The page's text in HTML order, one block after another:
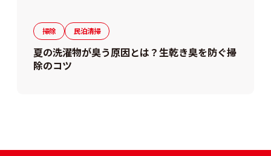
掃除 民泊清掃
夏の洗濯物が臭う原因とは？生乾き臭を防ぐ掃
除のコツ